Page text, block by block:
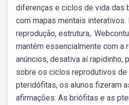
diferenças e ciclos de vida das
com mapas mentais interativos.
reprodução, estrutura,.
mantém essencialmente com a
anúncios, desativa aí rapidinho,
sobre os ciclos reprodutivos
pteridófitas, os alunos fizeram
afirmações: As briófitas e as